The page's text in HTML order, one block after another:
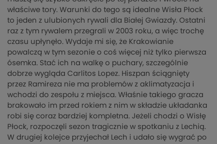
właściwe tory. Warunki do tego są idealne Wisła Płock
to jeden z ulubionych rywali dla Białej Gwiazdy. Ostatni
raz z tym rywalem przegrali w 2003 roku, a więc trochę
czasu upłynęło. Wydaje mi się, że Krakowianie
powalczą w tym sezonie o coś więcej niż tylko pierwsza
ósemka. Stać ich na walkę o puchary, szczególnie
dobrze wygląda Carlitos Lopez. Hiszpan ściągnięty
przez Ramireza nie ma problemów z aklimatyzacja i
wchodzi do zespołu z miejsca. Właśnie takiego gracza
brakowało im przed rokiem z nim w składzie układanka
robi się coraz bardziej kompletna. Jeżeli chodzi o Wisłę
Płock, rozpoczęli sezon tragicznie w spotkaniu z Lechią.
W drugiej kolejce przyjechał Lech i udało się wygrać po